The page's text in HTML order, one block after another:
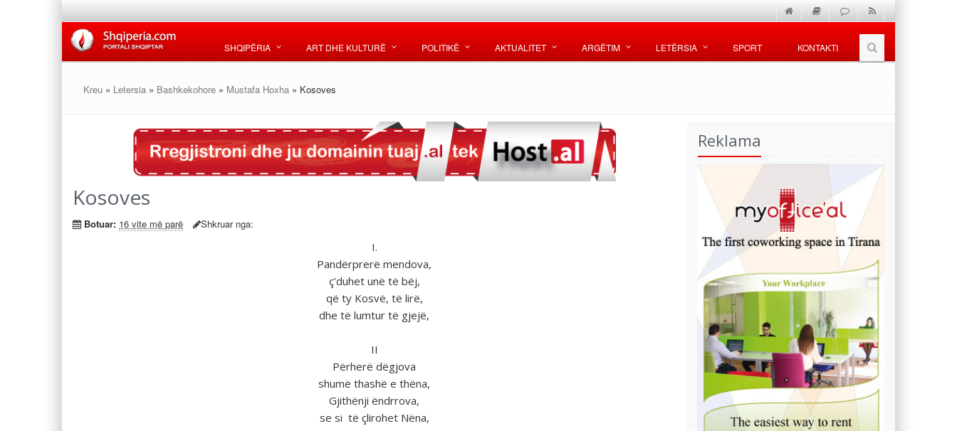
SHQIPËRIA ART DHE KULTURË POLITIKË AKTUALITET ARGËTIM LETËRSIA SPORT KONTAKTI
Kreu » Letersia » Bashkekohore » Mustafa Hoxha » Kosoves
Kosoves
Botuar: 16 vite më parë Shkruar nga:
I.
Pandёrprerë mendova,
ç’duhet unё tё bёj,
që ty Kosvё, tё lirё,
dhe tё lumtur tё gjejё,
II
Pёrherё dёgjova
shumё thashё e thёna,
Gjithёnji ёndrrova,
se si tё çlirohet Nёna,
Reklama